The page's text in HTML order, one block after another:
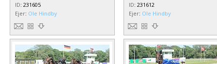
ID: 231605
Ejer: Ole Hindby
ID: 231612
Ejer: Ole Hindby